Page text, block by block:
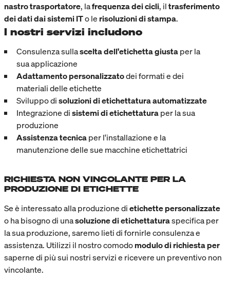
nastro trasportatore, lafrequenza dei cicli, iltrasferimento
dei dati dai sistemi ITo le risoluzioni di stampa.
I nostri servizi includono
Consulenza sullascelta dell'etichetta giustaper la
sua applicazione
Adattamento personalizzatodei formati e dei
materiali delle etichette
Sviluppo disoluzioni di etichettatura automatizzate
Integrazione disistemi di etichettaturaper la sua
produzione
Assistenza tecnicaper l'installazione e la
manutenzione delle sue macchine etichettatrici
RICHIESTA NON VINCOLANTE PER LA
PRODUZIONE DI ETICHETTE
Se è interessato alla produzione dietichette personalizzate
o ha bisogno di unasoluzione di etichettaturaspecifica per
la sua produzione, saremo lieti di fornirle consulenza e
assistenza. Utilizzi il nostro comodomodulo di richiesta per
saperne di più sui nostri servizi e ricevere un preventivo non
vincolante.